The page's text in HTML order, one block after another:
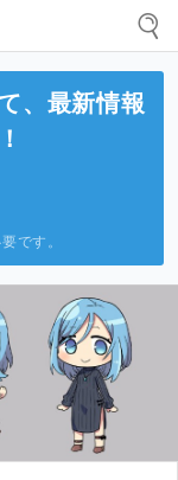
、最新情報
です。